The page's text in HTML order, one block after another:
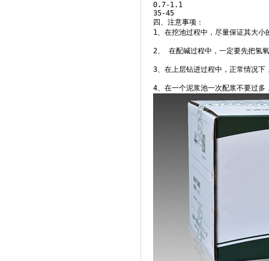
0.7-1.1
35-45
四、注意事项：
1、在挖池过程中，尽量保证其大
2、 在配碱过程中，一定要先把氢
3、在上层钻进过程中，正常情况
4、在一个泥浆池一次配浆不要过